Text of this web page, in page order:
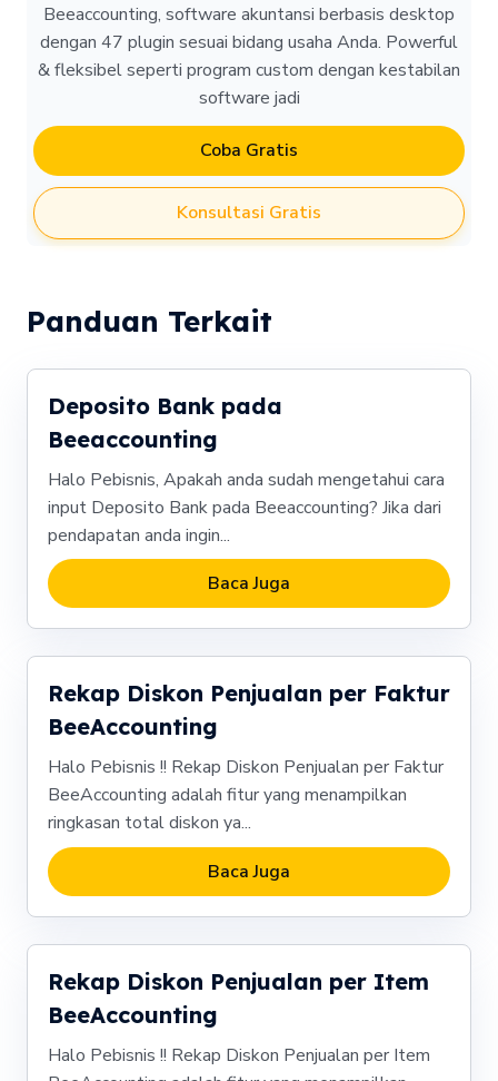
Beeaccounting, software akuntansi berbasis desktop
dengan 47 plugin sesuai bidang usaha Anda. Powerful
& fleksibel seperti program custom dengan kestabilan
software jadi
Coba Gratis
Konsultasi Gratis
Panduan Terkait
Deposito Bank pada
Beeaccounting
Halo Pebisnis, Apakah anda sudah mengetahui cara
input Deposito Bank pada Beeaccounting? Jika dari
pendapatan anda ingin...
Baca Juga
Rekap Diskon Penjualan per Faktur
BeeAccounting
Halo Pebisnis !! Rekap Diskon Penjualan per Faktur
BeeAccounting adalah fitur yang menampilkan
ringkasan total diskon ya...
Baca Juga
Rekap Diskon Penjualan per Item
BeeAccounting
Halo Pebisnis !! Rekap Diskon Penjualan per Item